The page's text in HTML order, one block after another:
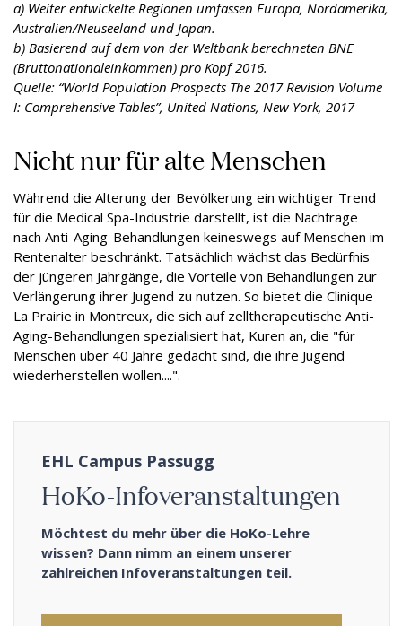
a) Weiter entwickelte Regionen umfassen Europa, Nordamerika,
Australien/Neuseeland und Japan.
b) Basierend auf dem von der Weltbank berechneten BNE
(Bruttonationaleinkommen) pro Kopf 2016.
Quelle: “World Population Prospects The 2017 Revision Volume
I: Comprehensive Tables”, United Nations, New York, 2017
Nicht nur für alte Menschen
Während die Alterung der Bevölkerung ein wichtiger Trend
für die Medical Spa-Industrie darstellt, ist die Nachfrage
nach Anti-Aging-Behandlungen keineswegs auf Menschen im
Rentenalter beschränkt. Tatsächlich wächst das Bedürfnis
der jüngeren Jahrgänge, die Vorteile von Behandlungen zur
Verlängerung ihrer Jugend zu nutzen. So bietet die Clinique
La Prairie in Montreux, die sich auf zelltherapeutische Anti-
Aging-Behandlungen spezialisiert hat, Kuren an, die "für
Menschen über 40 Jahre gedacht sind, die ihre Jugend
wiederherstellen wollen....".
EHL Campus Passugg
HoKo-Infoveranstaltungen
Möchtest du mehr über die HoKo-Lehre
wissen? Dann nimm an einem unserer
zahlreichen Infoveranstaltungen teil.